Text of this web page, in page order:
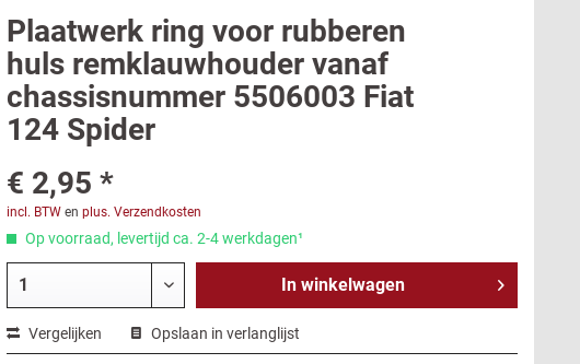
Plaatwerk ring voor rubberen
huls remklauwhouder vanaf
chassisnummer 5506003 Fiat
124 Spider
€ 2,95 *
incl. BTWen plus. Verzendkosten
Op voorraad, levertijd ca. 2-4 werkdagen¹
In winkelwagen
Vergelijken Opslaan in verlanglijst